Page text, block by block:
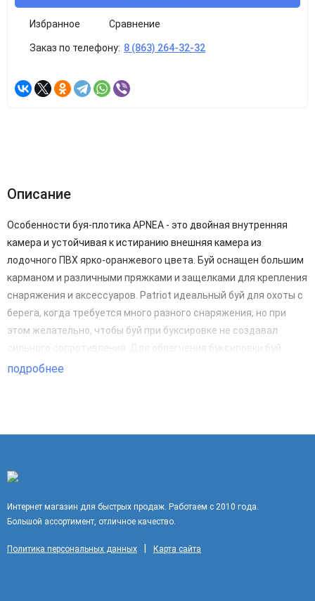
Избранное Сравнение
Заказ по телефону: 8 (863) 264-32-32
Описание
Особенности буя-плотика APNEA - это двойная внутренняя
камера и устойчивая к истиранию внешняя камера из
лодочного ПВХ ярко-оранжевого цвета. Буй оснащен большим
карманом и различными пряжками и защелками для крепления
снаряжения и аксессуаров. Patriot идеальный буй для охоты с
берега, когда требуется много разного снаряжения, но при
этом желательно, чтобы буй при буксировке не создавал
сильного сопротивления. Для облегчения буксировки буй
оснащен 8 метровым растягивающимся буксировочным
подробнее
Интернет магазин для быстрых продаж. Работаем с 2010 года.
Большой ассортимент, отличное качество.
Политика персональных данных Карта сайта